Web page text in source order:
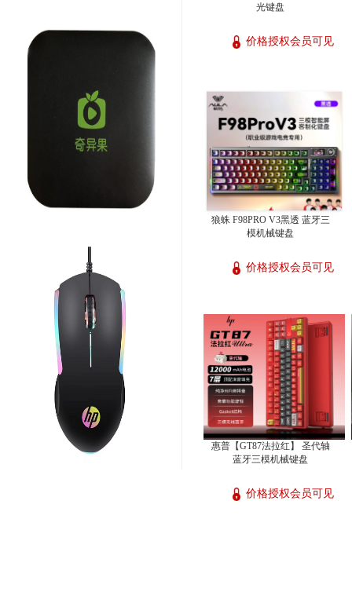
光键盘
价格授权会员可见
狼蛛 F98PRO V3黑透 蓝牙三
模机械键盘
价格授权会员可见
惠普【GT87法拉红】 圣代轴
蓝牙三模机械键盘
价格授权会员可见